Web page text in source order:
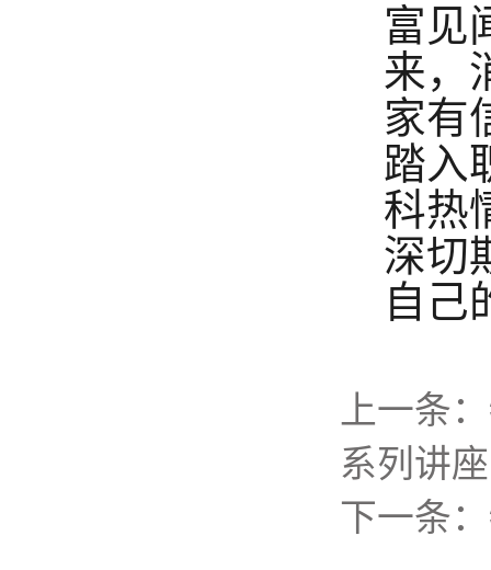
富见
来，
家有
踏入
科热
深切
自己
上一条：
系列讲座
下一条：